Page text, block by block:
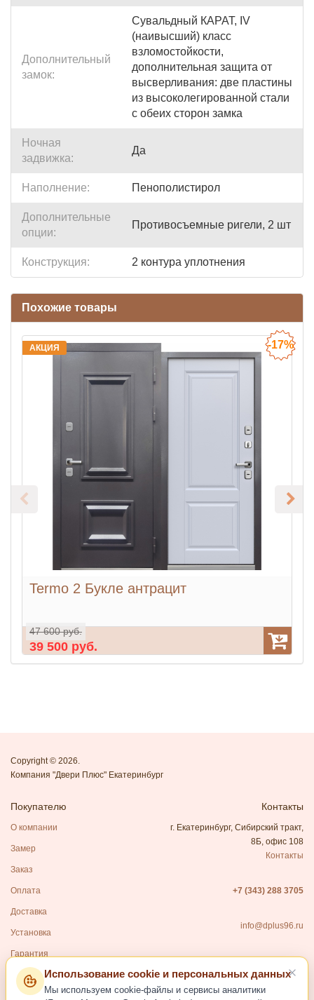
Дополнительный
замок:
Сувальдный КАРАТ, IV
(наивысший) класс
взломостойкости,
дополнительная защита от
высверливания: две пластины
из высоколегированной стали
с обеих сторон замка
Ночная
задвижка:
Да
Наполнение: Пенополистирол
Дополнительные
опции:
Противосъемные ригели, 2 шт
Конструкция: 2 контура уплотнения
Похожие товары
АКЦИЯ -17%
Termo 2 Букле антрацит
47 600 руб.
39 500 руб.
Copyright © 2026.
Компания "Двери Плюс" Екатеринбург
Покупателю
О компании
Замер
Заказ
Оплата
Доставка
Установка
Гарантия
Контакты
г. Екатеринбург, Сибирский тракт,
8Б, офис 108
Контакты
+7 (343) 288 3705
info@dplus96.ru
КаталогИспользование cookie и персональных данных
Мы используем cookie-файлы и сервисы аналитики